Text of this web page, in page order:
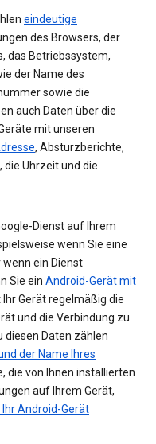
eindeutige
des Browsers, der
das Betriebssystem,
der Name des
sowie die
auch Daten über die
mit unseren
, Absturzberichte,
Uhrzeit und die
Dienst auf Ihrem
wenn Sie eine
ein Dienst
Sie ein Android-Gerät mit
Gerät regelmäßig die
und die Verbindung zu
diesen Daten zählen
der Name Ihres
die von Ihnen installierten
auf Ihrem Gerät,
Android-Gerät